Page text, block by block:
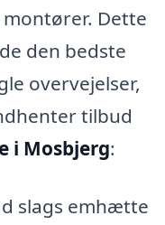
Dette
den bedste
overvejelser,
tilbud
i Mosbjerg:
slags emhætte